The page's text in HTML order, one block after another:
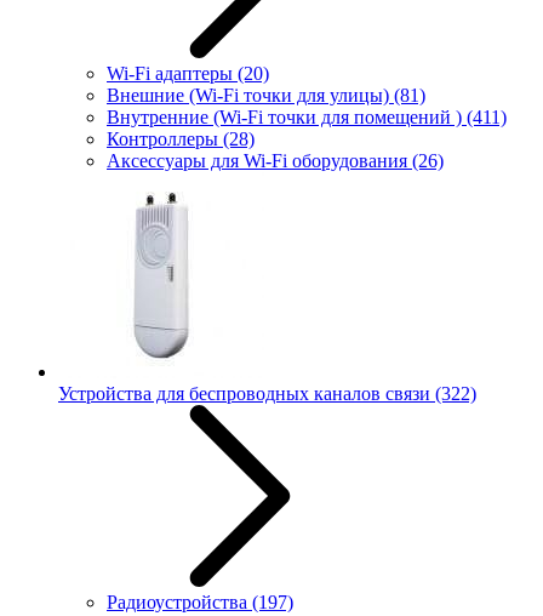
Wi-Fi адаптеры (20)
Внешние (Wi-Fi точки для улицы) (81)
Внутренние (Wi-Fi точки для помещений ) (411)
Контроллеры (28)
Аксессуары для Wi-Fi оборудования (26)
Устройства для беспроводных каналов связи (322)
Радиоустройства (197)